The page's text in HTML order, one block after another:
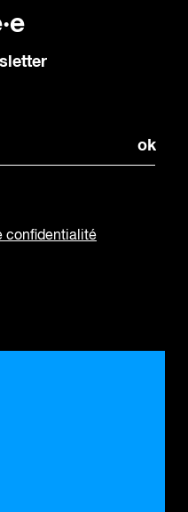
confidentialité